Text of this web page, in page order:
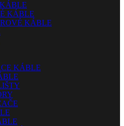
KÁBLE
KÁBLE
KÁBLE